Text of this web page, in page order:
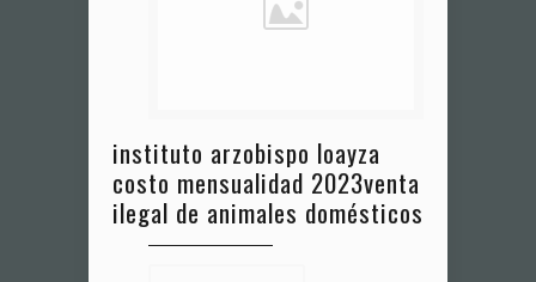
instituto arzobispo loayza
costo mensualidad 2023venta
ilegal de animales domésticos